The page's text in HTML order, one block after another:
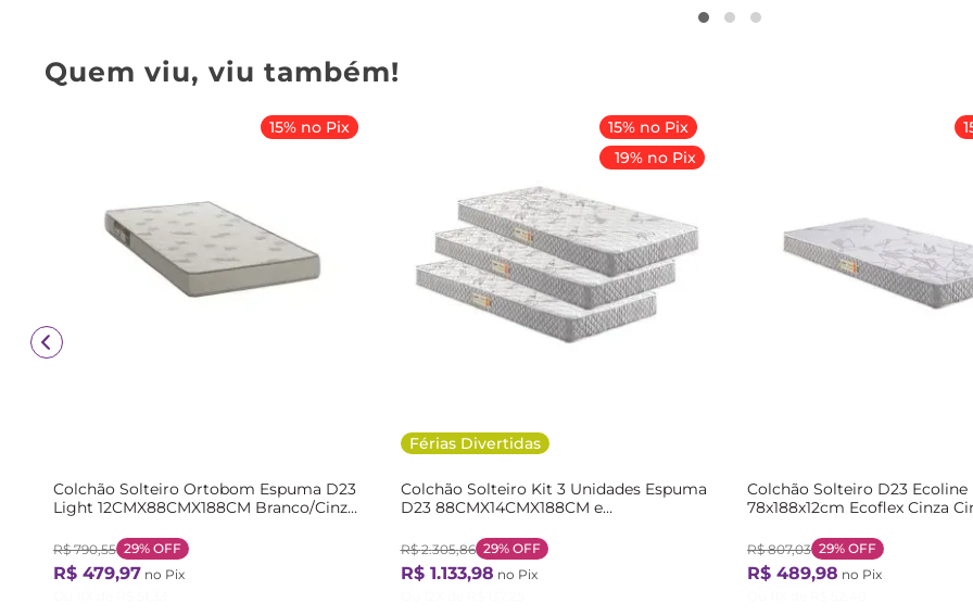
Quem viu, viu também!
15% no Pix
Colchão Solteiro Ortobom Espuma D23
Light 12CMX88CMX188CM Branco/Cinza
R$ 790,55 29% OFF
R$ 479,97 no Pix
Férias Divertidas
15% no Pix
19% no Pix
Colchão Solteiro Kit 3 Unidades Espuma
D23 88CMX14CMX188CM e
Cinza Cinza
R$ 2.305,86 29%OFF
R$ 1.133,98 no Pix
Colchão Solteiro D23 Ecoline
78x188x12cm Ecoflex Cinza
R$ 807,03 29% OFF
R$ 489,98 no Pix